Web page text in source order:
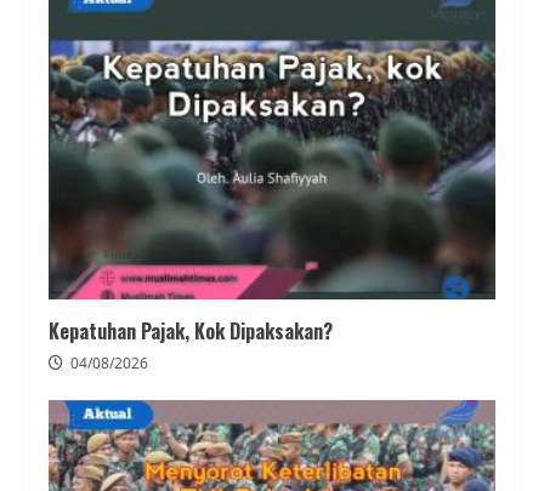
Kepatuhan Pajak, Kok Dipaksakan?
04/08/2026